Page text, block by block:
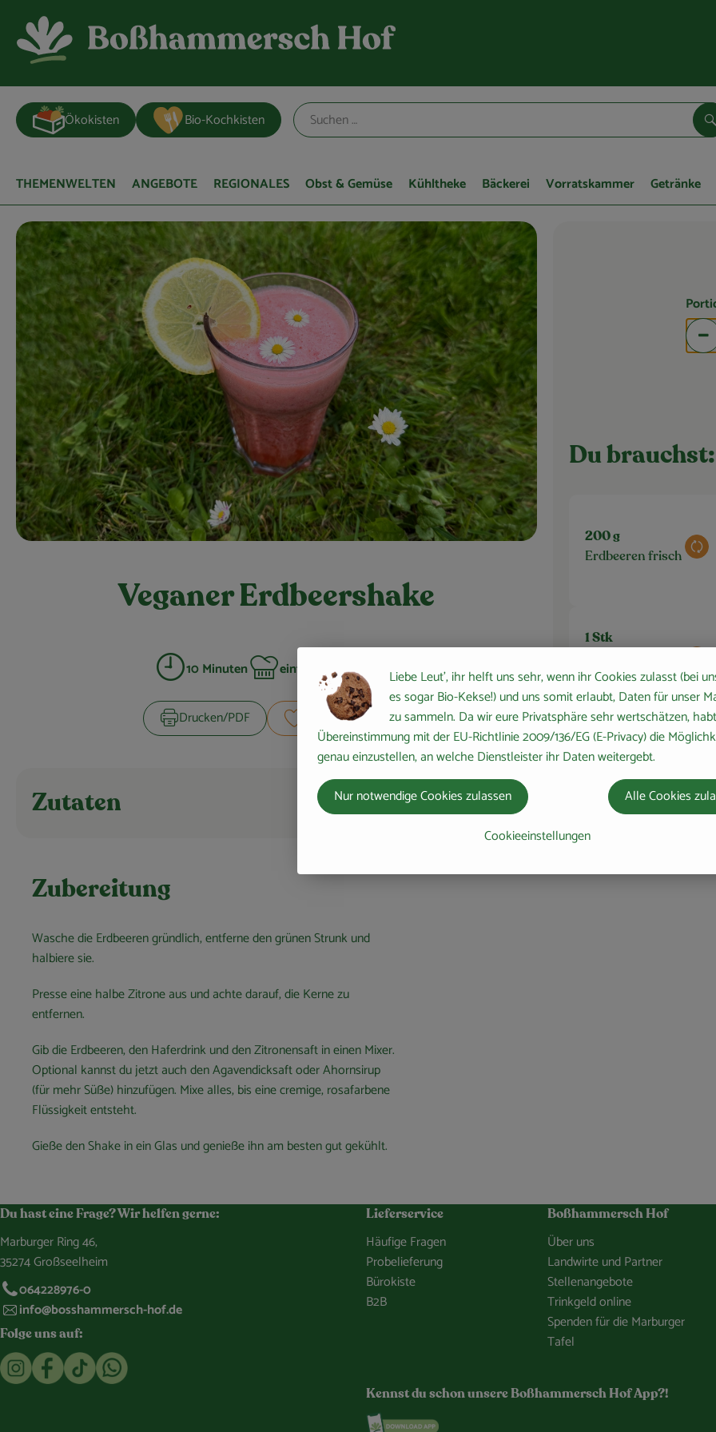
Ökokisten Bio-Kochkisten
THEMENWELTEN ANGEBOTE REGIONALES Obst & Gemüse Kühltheke Bäckerei Vorratskammer Getränke
Veganer Erdbeershake
Zubreitungszeit:
10 MinutenSchwierigkeit:
einfach 3 Zutaten
Drucken​/​PDF Rezept speichern
Zutaten
Zubereitung
Wasche die Erdbeeren gründlich, entferne den grünen Strunk und
halbiere sie.
Presse eine halbe Zitrone aus und achte darauf, die Kerne zu
entfernen.
Gib die Erdbeeren, den Haferdrink und den Zitronensaft in einen Mixer.
Optional kannst du jetzt auch den Agavendicksaft oder Ahornsirup
(für mehr Süße) hinzufügen. Mixe alles, bis eine cremige, rosafarbene
Flüssigkeit entsteht.
Gieße den Shake in ein Glas und genieße ihn am besten gut gekühlt.
Du brauchst:
200 g
Erdbeeren frisch
1 Stk
Zitrone
300 ml
Haferdrink
(alternativ:
Mandel- oder
Du hast eine Frage? Wir helfen gerne:
Marburger Ring 46,
35274 Großseelheim
064228976-0
info@bosshammersch-hof.de
Folge uns auf:
Externer Link zu https://www.instagram.com/bosshammerschhof/
Externer Link zu https://www.facebook.com/Oekokiste.Bosshammersch.Hof
Externer Link zu https://www.tiktok.com/@bosshammersch_hof
Externer Link zu https://whatsapp.com/channel/0029VbCaDbdJUM2iLBJEiG1n
Lieferservice
Häufige Fragen
Probelieferung
Bürokiste
B2B
Boßhammersch Hof
Über uns
Landwirte und Partner
Stellenangebote
Trinkgeld online
Spenden für die Marburger
Tafel
Kennst du schon unsere Boßhammersch Hof App?!
Externer Link zu https://www.bosshammersch-
Liebe Leut', ihr helft uns sehr, wenn ihr Cookies zulasst (bei
es sogar Bio-Kekse!) und uns somit erlaubt, Daten für unser
zu sammeln. Da wir eure Privatsphäre sehr wertschätzen,
Übereinstimmung mit der EU-Richtlinie 2009/136/EG (E-Privacy) die
genau einzustellen, an welche Dienstleister ihr Daten weitergebt.
Cookieeinstellungen
Nur notwendige Cookies zulassen Alle Cookies